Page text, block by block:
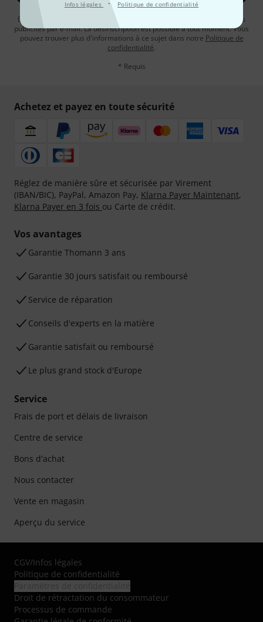
Infos légales · Politique de confidentialité
En cliquant sur "S'inscrire maintenant", vous acceptez de recevoir des
publicités par e-mail. La désinscription est possible à tout moment. Vous
pouvez trouver plus d'informations à ce sujet dans notre Politique de
confidentialité.
* Requis
Achetez et payez en toute sécurité
Réglez de manière sûre et sécurisée par Virement
(IBAN/BIC), PayPal, Amazon Pay, Klarna Payer Maintenant,
Klarna Payer en 3 fois ou Carte de crédit.
Vos avantages
Ga­ran­tie Thomann 3 ans
Garantie 30 jours satisfait ou remboursé
Service de réparation
Conseils d'experts en la matière
Garantie satisfait ou remboursé
Le plus grand stock d'Europe
Service
Frais de port et délais de livraison
Centre de service
Bons d'achat
Nous contacter
Vente en magasin
Aperçu du service
CGV/Infos légales
Politique de confidentialité
Droit de rétractation du consommateur
Processus de commande